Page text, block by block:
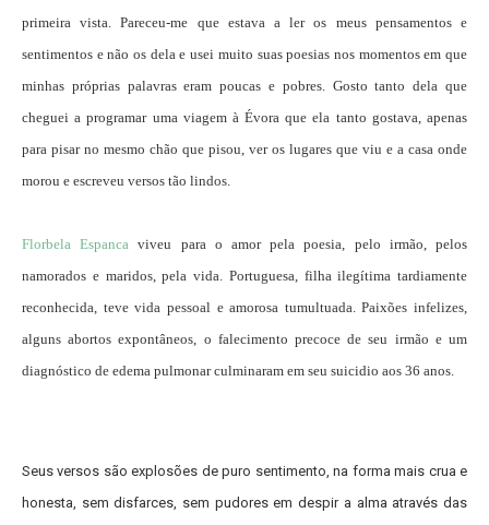
primeira vista. Pareceu-me que estava a ler os meus pensamentos e
sentimentos e não os dela e usei muito suas poesias nos momentos em que
minhas próprias palavras eram poucas e pobres. Gosto tanto dela que
cheguei a programar uma viagem à Évora que ela tanto gostava, apenas
para pisar no mesmo chão que pisou, ver os lugares que viu e a casa onde
morou e escreveu versos tão lindos.
Florbela Espanca viveu para o amor pela poesia, pelo irmão, pelos
namorados e maridos, pela vida. Portuguesa, filha ilegítima tardiamente
reconhecida, teve vida pessoal e amorosa tumultuada. Paixões infelizes,
alguns abortos expontâneos, o falecimento precoce de seu irmão e um
diagnóstico de edema pulmonar culminaram em seu suicidio aos 36 anos.
Seus versos são explosões de puro sentimento, na forma mais crua e
honesta, sem disfarces, sem pudores em despir a alma através das